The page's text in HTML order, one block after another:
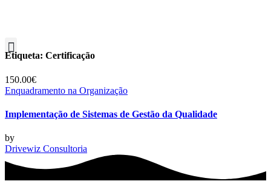
Etiqueta: Certificação
150.00€
Enquadramento na Organização
Implementação de Sistemas de Gestão da Qualidade
by
Drivewiz Consultoria